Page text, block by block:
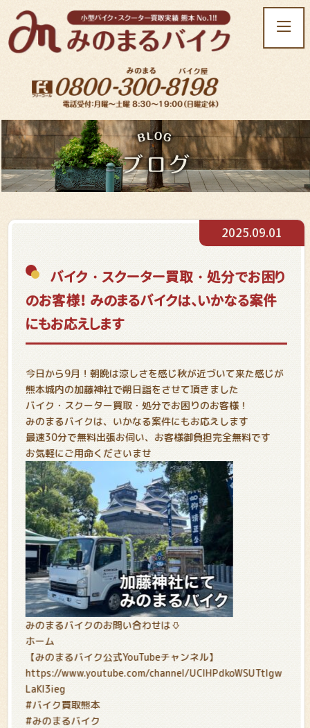
t
o
n
a
v
i
g
t
o
バイク・スクーター買取・処分でお困り
のお客様！ みのまるバイクは、いかなる案件
にもお応えします
2025.09.01
今日から9月！朝晩は涼しさを感じ秋が近づいて来た感じが
熊本城内の加藤神社で朔日詣をさせて頂きました
バイク・スクーター買取・処分でお困りのお客様！
みのまるバイクは、いかなる案件にもお応えします
最速30分で無料出張お伺い、お客様御負担完全無料です
お気軽にご用命くださいませ
みのまるバイクのお問い合わせは⇩
ホーム
【みのまるバイク公式YouTubeチャンネル】
https://www.youtube.com/channel/UCIHPdkoWSUTtIgw
LaKl3ieg
#バイク買取熊本
#みのまるバイク